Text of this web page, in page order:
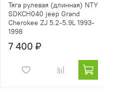
Тяга рулевая (длинная) NTY
SDKCH040 jeep Grand
Cherokee ZJ 5.2-5.9L 1993-
1998
7 400 ₽